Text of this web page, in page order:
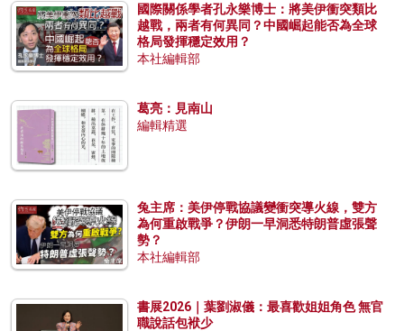
國際關係學者孔永樂博士：將美伊衝突類比
越戰，兩者有何異同？中國崛起能否為全球
格局發揮穩定效用？
本社編輯部
葛亮：見南山
編輯精選
兔主席：美伊停戰協議變衝突導火線，雙方
為何重啟戰爭？伊朗一早洞悉特朗普虛張聲
勢？
本社編輯部
書展2026｜葉劉淑儀：最喜歡姐姐角色 無官
職說話包袱少